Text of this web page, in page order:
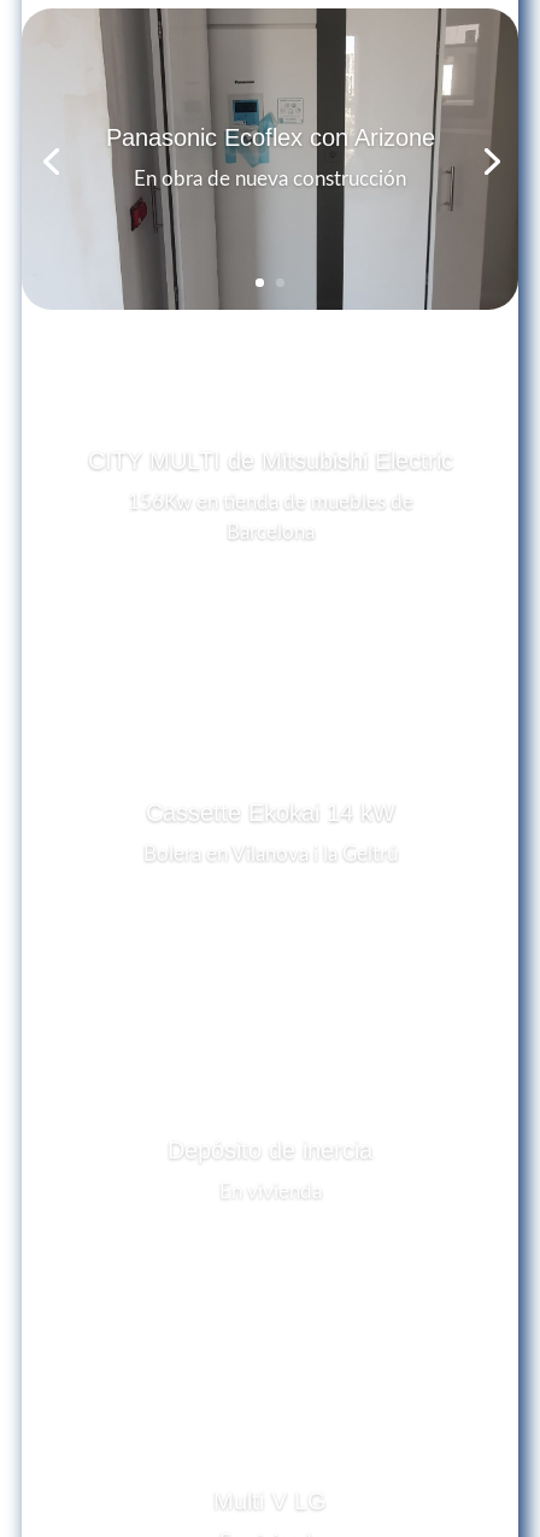
Panasonic Ecoflex con Arizone
En obra de nueva construcción
CITY MULTI de Mitsubishi Electric
156Kw en tienda de muebles de
Barcelona
Cassette Ekokai 14 kW
Bolera en Vilanova i la Geltrú
Depósito de inercia
Multi V LG